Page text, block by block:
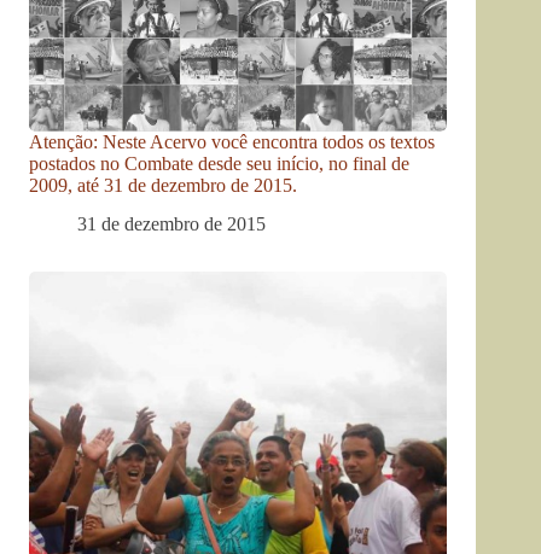
Atenção: Neste Acervo você encontra todos os textos
postados no Combate desde seu início, no final de
2009, até 31 de dezembro de 2015.
31 de dezembro de 2015